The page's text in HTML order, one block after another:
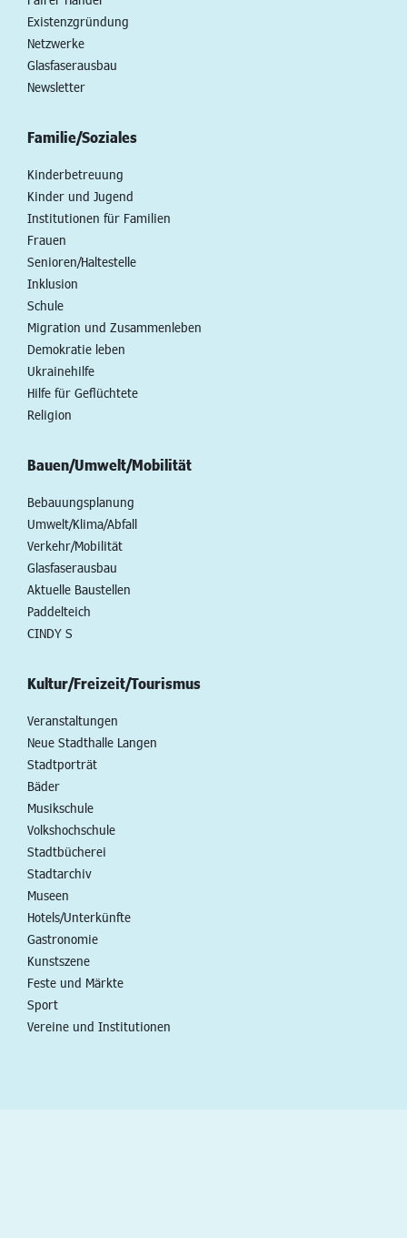
Existenzgründung
Netzwerke
Glasfaserausbau
Newsletter
Familie/Soziales
Kinderbetreuung
Kinder und Jugend
Institutionen für Familien
Frauen
Senioren/Haltestelle
Inklusion
Schule
Migration und Zusammenleben
Demokratie leben
Ukrainehilfe
Hilfe für Geflüchtete
Religion
Bauen/Umwelt/Mobilität
Bebauungsplanung
Umwelt/Klima/Abfall
Verkehr/Mobilität
Glasfaserausbau
Aktuelle Baustellen
Paddelteich
CINDY S
Kultur/Freizeit/Tourismus
Veranstaltungen
Neue Stadthalle Langen
Stadtporträt
Bäder
Musikschule
Volkshochschule
Stadtbücherei
Stadtarchiv
Museen
Hotels/Unterkünfte
Gastronomie
Kunstszene
Feste und Märkte
Sport
Vereine und Institutionen